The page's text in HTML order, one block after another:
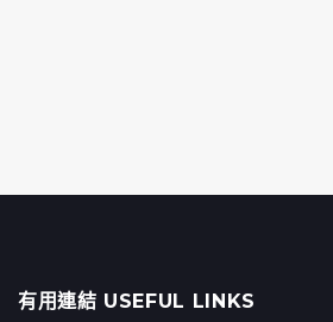
有用連結 USEFUL LINKS